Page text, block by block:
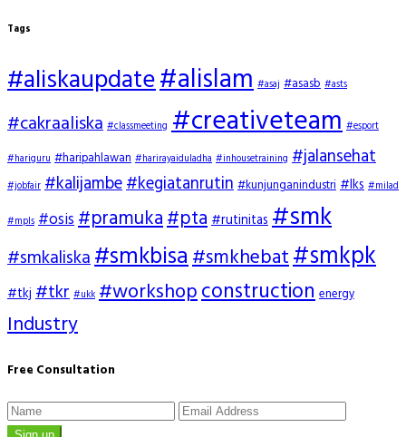
Tags
#aliskaupdate#alislam #asaj #asasb #asts
#cakraaliska #classmeeting #creativeteam #esport
#hariguru #haripahlawan #harirayaiduladha #inhousetraining #jalansehat
#jobfair #kalijambe#kegiatanrutin#kunjunganindustri#lks #milad
#mpls #osis#pramuka#pta#rutinitas#smk
#smkaliska#smkbisa#smkhebat#smkpk
#tkj #tkr #ukk #workshopconstructionenergy
Industry
Free Consultation